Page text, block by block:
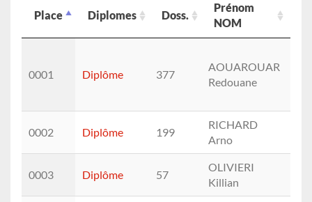
Place Diplomes Doss.
Prénom
NOM
NOM
0001 Diplôme 377
AOUAROUAR
Redouane
0002 Diplôme 199
RICHARD
Arno
0003 Diplôme 57
OLIVIERI
Killian